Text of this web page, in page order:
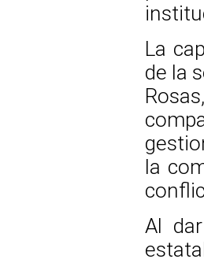
La
de la
la
Al